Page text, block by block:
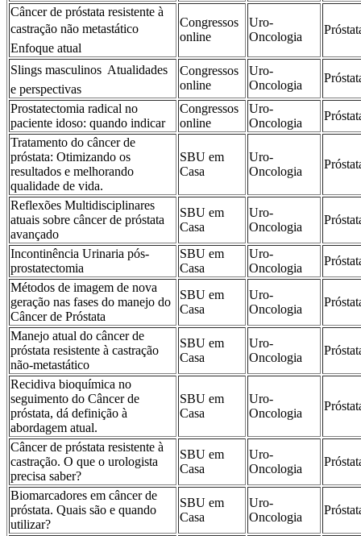
Câncer de próstata resistente à
castração não metastático 
Enfoque atual
Congressos
online
Uro-
Oncologia
Slings masculinos  Atualidades
e perspectivas
Congressos
online
Uro-
Oncologia
Prostatectomia radical no
paciente idoso: quando indicar
Congressos
online
Uro-
Oncologia
Tratamento do câncer de
próstata: Otimizando os
resultados e melhorando
qualidade de vida.
SBU em
Casa
Uro-
Oncologia
Reflexões Multidisciplinares
atuais sobre câncer de próstata
avançado
SBU em
Casa
Uro-
Oncologia
Incontinência Urinaria pós-
prostatectomia
SBU em
Casa
Uro-
Oncologia
Métodos de imagem de nova
geração nas fases do manejo do
Câncer de Próstata
SBU em
Casa
Uro-
Oncologia
Manejo atual do câncer de
próstata resistente à castração
não-metastático
SBU em
Casa
Uro-
Oncologia
Recidiva bioquímica no
seguimento do Câncer de
próstata, dá definição à
abordagem atual.
SBU em
Casa
Uro-
Oncologia
Câncer de próstata resistente à
castração. O que o urologista
precisa saber?
SBU em
Casa
Uro-
Oncologia
Biomarcadores em câncer de
próstata. Quais são e quando
utilizar?
SBU em
Casa
Uro-
Oncologia